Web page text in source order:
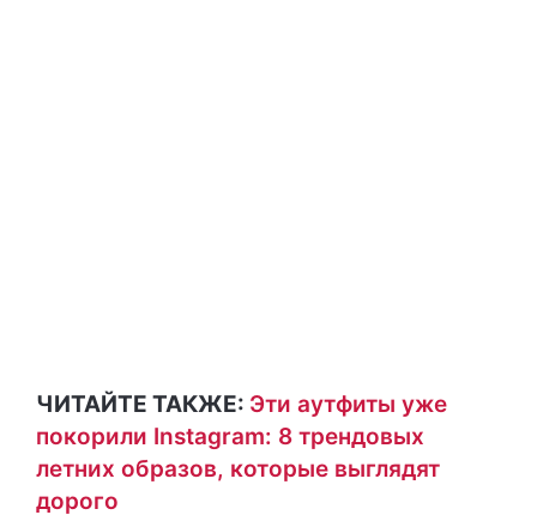
ЧИТАЙТЕ ТАКЖЕ: Эти аутфиты уже
покорили Instagram: 8 трендовых
летних образов, которые выглядят
дорого